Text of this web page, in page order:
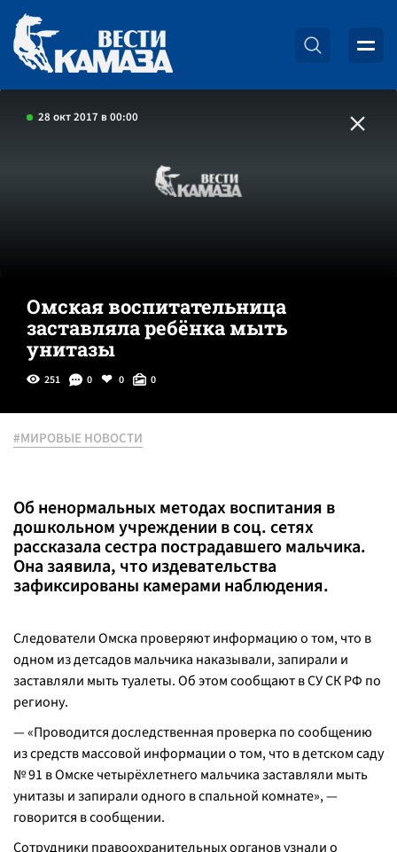
28 окт 2017 в 00:00
Омская воспитательница
заставляла ребёнка мыть
унитазы
251 0 0 0
#МИРОВЫЕ НОВОСТИ
Об ненормальных методах воспитания в
дошкольном учреждении в соц. сетях
рассказала сестра пострадавшего мальчика.
Она заявила, что издевательства
зафиксированы камерами наблюдения.
Следователи Омска проверяют информацию о том, что в
одном из детсадов мальчика наказывали, запирали и
заставляли мыть туалеты. Об этом сообщают в СУ СК РФ по
региону.
— «Проводится доследственная проверка по сообщению
из средств массовой информации о том, что в детском саду
№ 91 в Омске четырёхлетнего мальчика заставляли мыть
унитазы и запирали одного в спальной комнате», —
говорится в сообщении.
Сотрудники правоохранительных органов узнали о